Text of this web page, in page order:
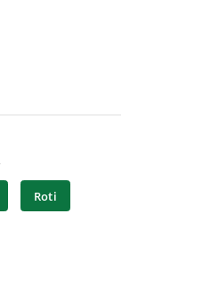
Roti